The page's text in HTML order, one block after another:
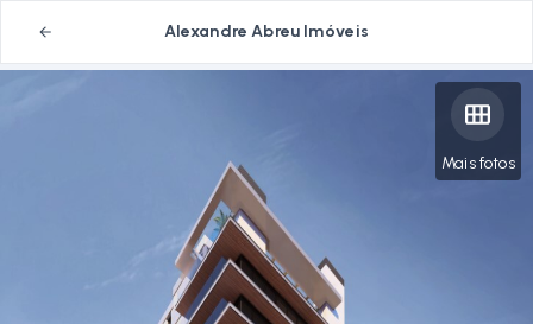
Alexandre Abreu Imóveis
Mais fotos